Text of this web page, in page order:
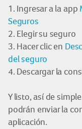
1. Ingresar a la app
Seguros
2. Elegir su seguro
3. Hacer clic en
del seguro
4. Descargar la
Y listo, así de
podrán enviar la
aplicación.